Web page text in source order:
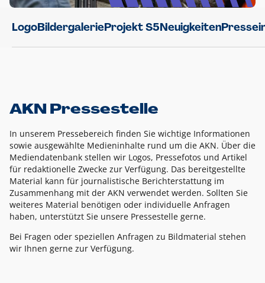
LogoBildergalerieProjekt S5Neuigkeiten
AKN Pressestelle
In unserem Pressebereich finden Sie wichtige Informationen
sowie ausgewählte Medieninhalte rund um die AKN. Über die
Mediendatenbank stellen wir Logos, Pressefotos und Artikel
für redaktionelle Zwecke zur Verfügung. Das bereitgestellte
Material kann für journalistische Berichterstattung im
Zusammenhang mit der AKN verwendet werden. Sollten Sie
weiteres Material benötigen oder individuelle Anfragen
haben, unterstützt Sie unsere Pressestelle gerne.
Bei Fragen oder speziellen Anfragen zu Bildmaterial stehen
wir Ihnen gerne zur Verfügung.